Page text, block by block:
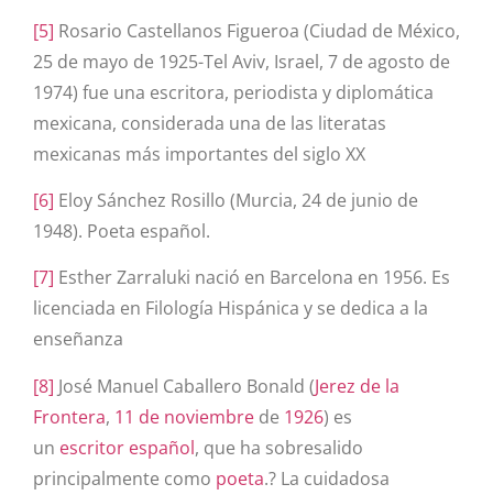
[5] Rosario Castellanos Figueroa (Ciudad de México,
25 de mayo de 1925-Tel Aviv, Israel, 7 de agosto de
1974) fue una escritora, periodista y diplomática
mexicana, considerada una de las literatas
mexicanas más importantes del siglo XX
[6] Eloy Sánchez Rosillo (Murcia, 24 de junio de
1948). Poeta español.
[7] Esther Zarraluki nació en Barcelona en 1956. Es
licenciada en Filología Hispánica y se dedica a la
enseñanza
[8] José Manuel Caballero Bonald (Jerez de la
Frontera, 11 de noviembre de 1926) es
un escritor español, que ha sobresalido
principalmente como poeta.? La cuidadosa